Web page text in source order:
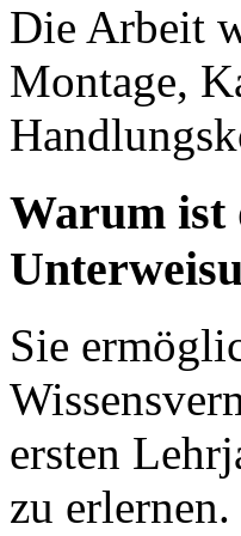
Die Arbeit
Montage,
Warum ist
Sie
ersten
zu erlernen.